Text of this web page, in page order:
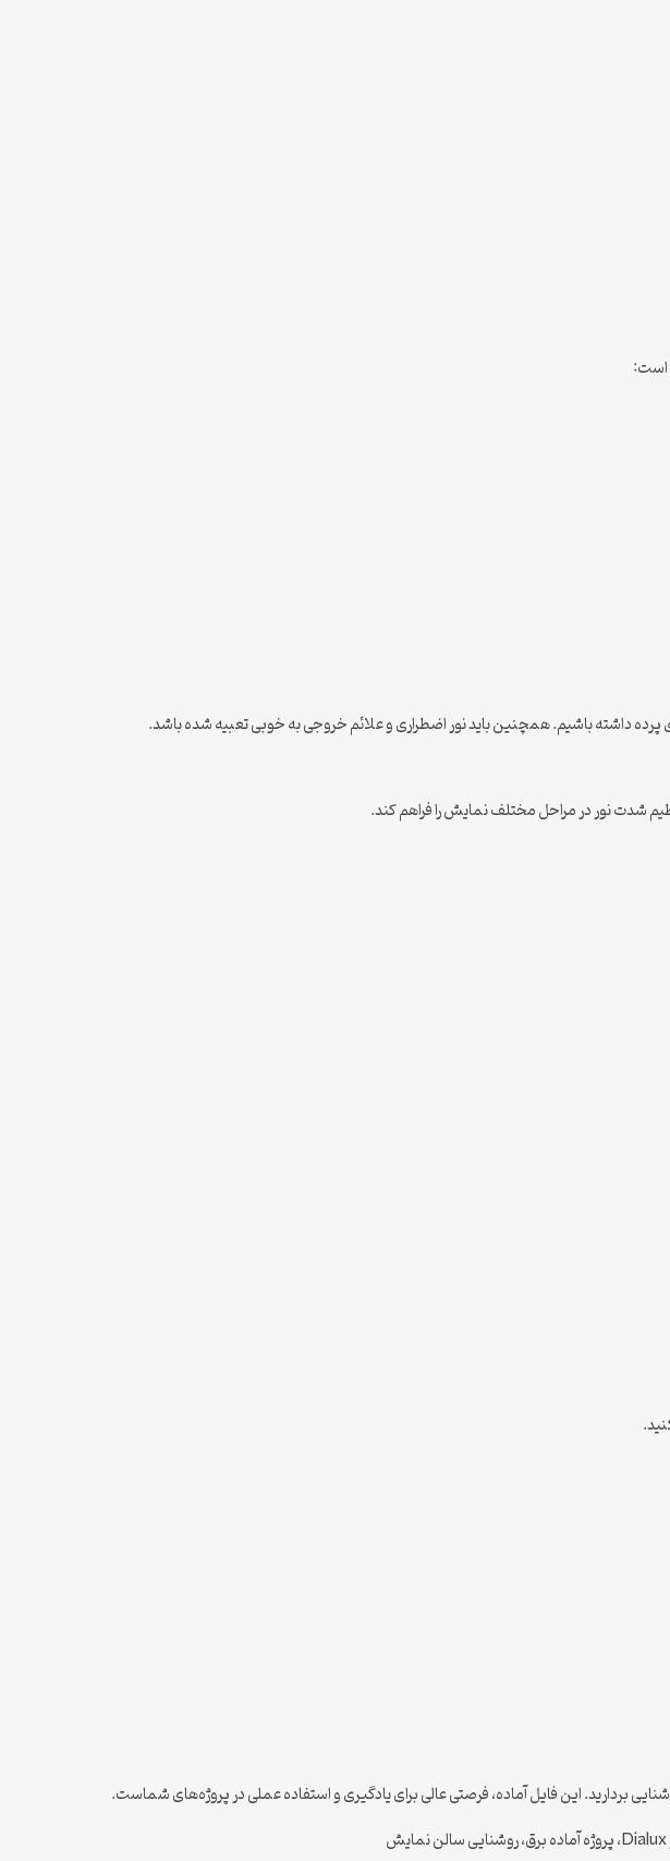
پرده داشته باشیم. همچنین باید نور اضطراری و علائم خروجی به خوبی تعبیه شده باشد.
شدت نور در مراحل مختلف نمایش را فراهم کند.
بردارید. این فایل آماده، فرصتی عالی برای یادگیری و استفاده عملی در پروژه‌های شماست.